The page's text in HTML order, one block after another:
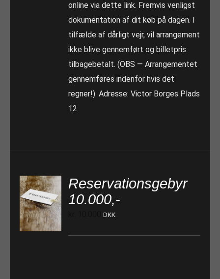
online via dette link. Fremvis venligst
dokumentation af dit køb på dagen. I
tilfælde af dårligt vejr, vil arrangement
ikke blive gennemført og billetpris
tilbagebetalt. (OBS — Arrangementet
gennemføres indenfor hvis det
regner!). Adresse: Victor Borges Plads
12
Reservationsgebyr
10.000,-
DKK